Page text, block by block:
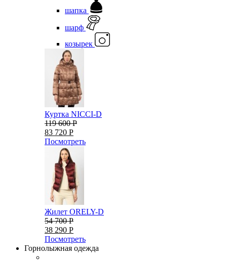
шапка
шарф
козырек
Куртка NICCI-D
119 600 Р
83 720 Р
Посмотреть
Жилет ORELY-D
54 700 Р
38 290 Р
Посмотреть
Горнолыжная одежда